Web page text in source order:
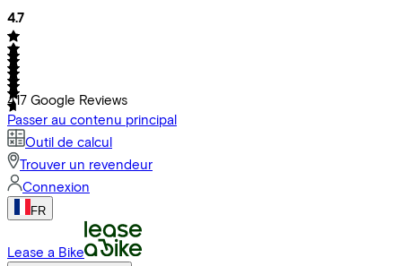
4.7
417 Google Reviews
Passer au contenu principal
Outil de calcul
Trouver un revendeur
Connexion
FR
Lease a Bike